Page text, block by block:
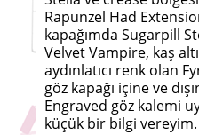
Rapunzel Had
kapağımda Sugarpill
Velvet Vampire, kaş
aydınlatıcı renk olan
göz kapağı içine ve
Engraved göz kalemi
küçük bir bilgi